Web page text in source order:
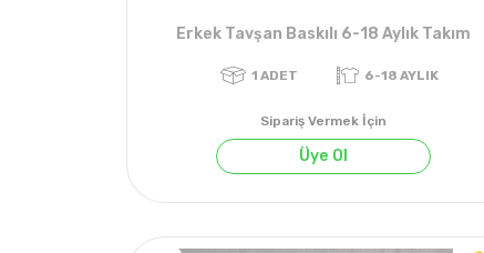
Erkek Tavşan Baskılı 6-18 Aylık Takım
1ADET 6-18 AYLIK
Sipariş Vermek İçin
Üye Ol